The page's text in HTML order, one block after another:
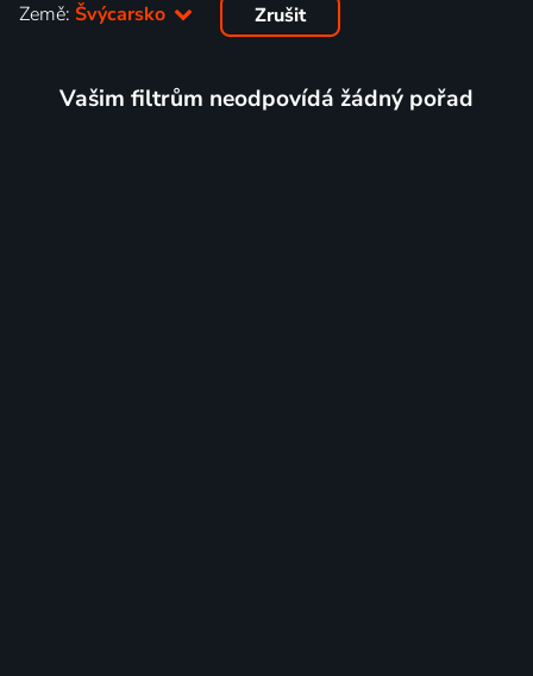
Země: Švýcarsko Zrušit
Vašim filtrům neodpovídá žádný pořad